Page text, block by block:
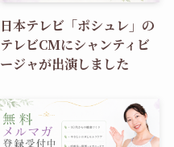
日本テレビ「ポシュレ」の
テレビCMにシャンティビ
ージャが出演しました